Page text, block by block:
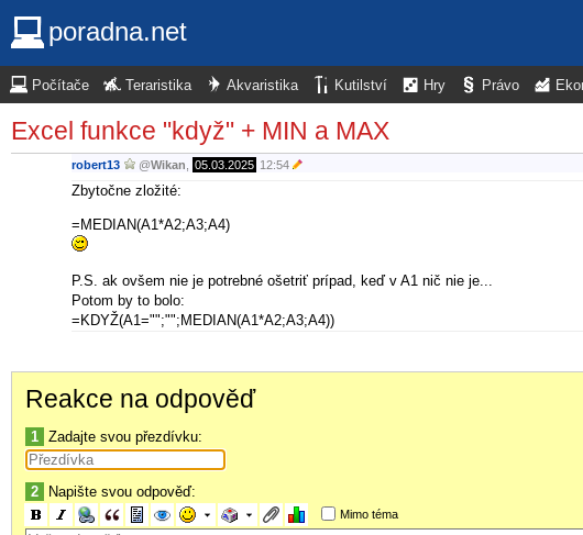
poradna.net
Počítače Teraristika Akvaristika Kutilství Hry Právo
Excel funkce "když" + MIN a MAX
robert13 @Wikan 05.03.2025 12:54
Zbytočne zložité:
=MEDIAN(A1*A2;A3;A4)
P.S. ak ovšem nie je potrebné ošetriť prípad, keď v A1 nič nie je...
Potom by to bolo:
=KDYŽ(A1="";"";MEDIAN(A1*A2;A3;A4))
Reakce na odpověď
1 Zadajte svou přezdívku:
2 Napište svou odpověď:
Mimo téma